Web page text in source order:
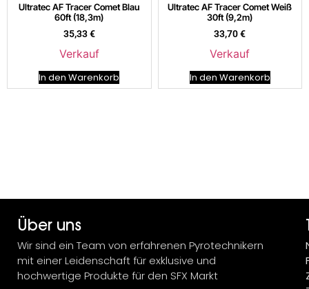
Ultratec AF Tracer Comet Blau
60ft (18,3m)
35,33€
Verkauf
In den Warenkorb
Ultratec AF Tracer Comet Weiß
30ft (9,2m)
33,70€
Verkauf
In den Warenkorb
Über uns
Wir sind ein Team von erfahrenen Pyrotechnikern
mit einer Leidenschaft für exklusive und
hochwertige Produkte für den SFX Markt